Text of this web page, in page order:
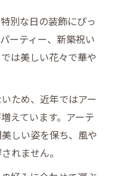
別な日の装飾にぴっ
ーティー、新築祝い
は美しい花々で華や
ため、近年ではアー
えています。アーテ
しい姿を保ち、風や
れません。